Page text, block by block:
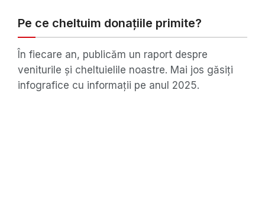
Pe ce cheltuim donațiile primite?
În fiecare an, publicăm un raport despre
veniturile și cheltuielile noastre. Mai jos găsiți
infografice cu informații pe anul 2025.